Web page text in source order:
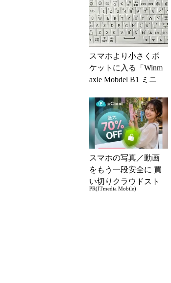
スマホより小さくポ
ケットに入る「Winm
axle Mobdel B1 ミニ
ド」...
スマホの写真／動画
をもう一段安全に 買
い切りクラウドスト
レージ
PR(ITmedia Mobile)